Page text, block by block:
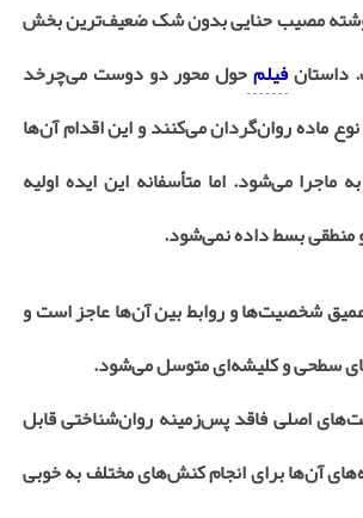
مصیب حنایی بدون شک ضعیف‌ترین بخش
داستانفیلمحول محور دو دوست می‌چرخد
ماده روان‌گردان می‌کنند و این اقدام آن‌ها
می‌شود. اما متأسفانه این ایده اولیه
بسط داده نمی‌شود.
شخصیت‌ها و روابط بین آن‌ها عاجز است و
سطحی و کلیشه‌ای متوسل می‌شود.
اصلی فاقد پس‌زمینه روان‌شناختی قابل
آن‌ها برای انجام کنش‌های مختلف به خوبی